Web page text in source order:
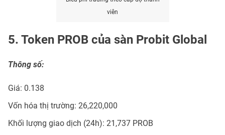
viên
5. Token PROB của sàn Probit Global
Thông số:
Giá: 0.138
Vốn hóa thị trường: 26,220,000
Khối lượng giao dịch (24h): 21,737 PROB